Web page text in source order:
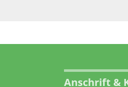
Anschrift &